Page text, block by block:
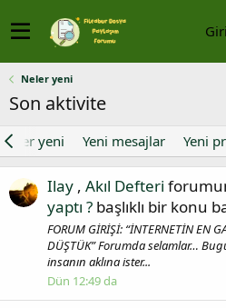
Neler yeni
Son aktivite
Neler yeni Yeni mesajlar Yeni
Ilay , Akıl Defteri
yaptı ? başlıklı bir konu
FORUM GİRİŞİ: “İNTERNETİN EN
DÜŞTÜK” Forumda selamlar…
insanın aklına ister...
Dün 12:49 da